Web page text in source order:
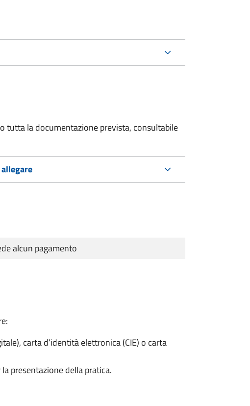
tutta la documentazione prevista, consultabile
alcun pagamento
carta d’identità elettronica (CIE) o carta
presentazione della pratica.